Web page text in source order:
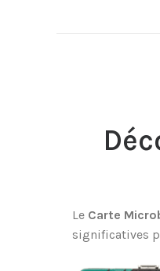
Le Carte
significatives